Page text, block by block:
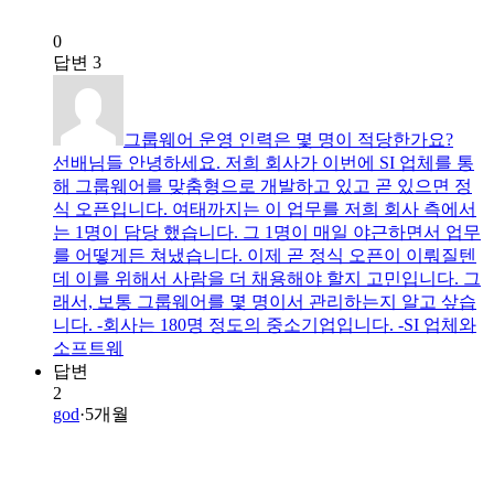
0
답변 3
그룹웨어 운영 인력은 몇 명이 적당한가요?
선배님들 안녕하세요. 저희 회사가 이번에 SI 업체를 통
해 그룹웨어를 맞춤형으로 개발하고 있고 곧 있으면 정
식 오픈입니다. 여태까지는 이 업무를 저희 회사 측에서
는 1명이 담당 했습니다. 그 1명이 매일 야근하면서 업무
를 어떻게든 쳐냈습니다. 이제 곧 정식 오픈이 이뤄질텐
데 이를 위해서 사람을 더 채용해야 할지 고민입니다. 그
래서, 보통 그룹웨어를 몇 명이서 관리하는지 알고 샆습
니다. -회사는 180명 정도의 중소기업입니다. -SI 업체와
소프트웨
답변
2
god·5개월